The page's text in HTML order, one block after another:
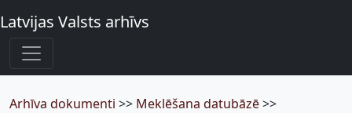
Latvijas Valsts arhīvs
Arhīva dokumenti >> Meklēšana datubāzē>>